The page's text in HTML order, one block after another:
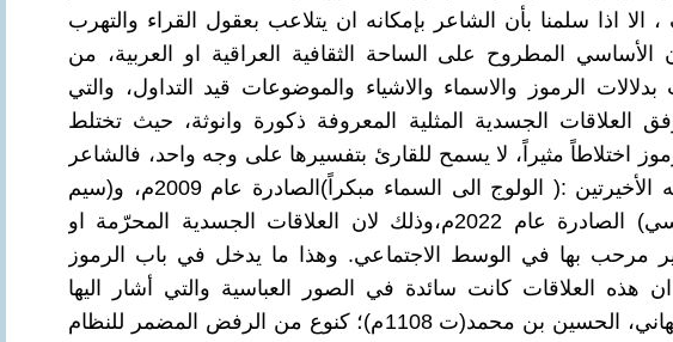
اذا سلمنا بأن الشاعر بإمكانه ان يتلاعب بعقول القراء والتهرب
المطروح على الساحة الثقافية العراقية او العربية، من
بدلالات الرموز والاسماء والاشياء والموضوعات قيد التداول، والتي
العلاقات الجسدية المثلية المعروفة ذكورة وانوثة، حيث تختلط
اختلاطاً مثيراً، لا يسمح للقارئ بتفسيرها على وجه واحد، فالشاعر
في مجموعتيه الأخيرتين :( الولوج الى السماء مبكراً)الصادرة عام 2009م، و(سيم
كارت رومانسي) الصادرة عام 2022م،وذلك لان العلاقات الجسدية المحرّمة او
مرحب بها في الوسط الاجتماعي. وهذا ما يدخل في باب الرموز
هذه العلاقات كانت سائدة في الصور العباسية والتي أشار اليها
الراغب الاصبهاني، الحسين بن محمد(ت 1108م)؛ كنوع من الرفض المضمر للنظام